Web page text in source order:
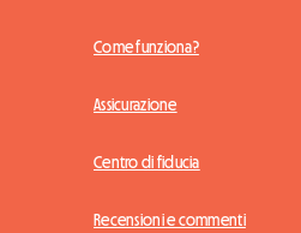
Come funziona?
Assicurazione
Centro di fiducia
Recensioni e commenti